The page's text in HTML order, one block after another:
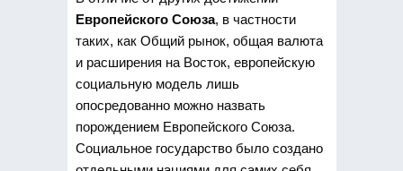
Европейского Союза, в частности
таких, как Общий рынок, общая валюта
и расширения на Восток, европейскую
социальную модель лишь
опосредованно можно назвать
порождением Европейского Союза.
Социальное государство было создано